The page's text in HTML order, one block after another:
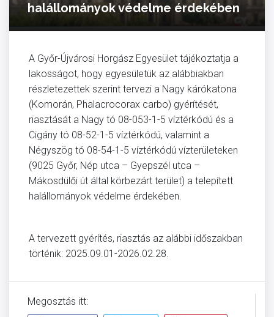
halállományok védelme érdekében
A Győr-Újvárosi Horgász Egyesület tájékoztatja a
lakosságot, hogy egyesületük az alábbiakban
részletezettek szerint tervezi a Nagy kárókatona
(Komorán, Phalacrocorax carbo) gyérítését,
riasztását a Nagy tó 08-053-1-5 víztérkódú és a
Cigány tó 08-52-1-5 víztérkódú, valamint a
Négyszög tó 08-54-1-5 víztérkódú vízterületeken
(9025 Győr, Nép utca – Gyepszél utca –
Mákosdülői út által körbezárt terület) a telepített
halállományok védelme érdekében.
A tervezett gyérítés, riasztás az alábbi időszakban
történik: 2025.09.01-2026.02.28.
Megosztás itt: